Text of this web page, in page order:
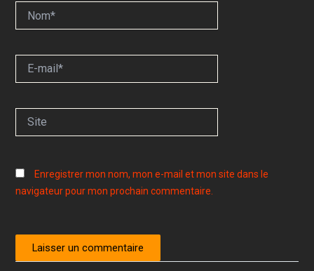
mail*
Enregistrer mon nom, mon e-mail et mon site dans le
navigateur pour mon prochain commentaire.